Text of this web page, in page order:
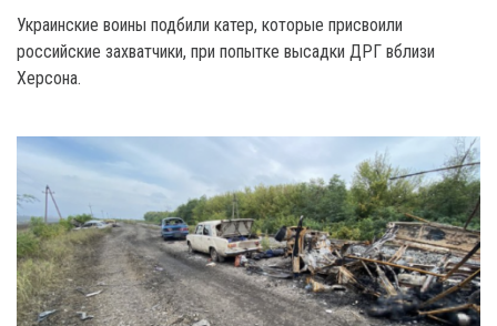
Украинские воины подбили катер, которые присвоили
российские захватчики, при попытке высадки ДРГ вблизи
Херсона.